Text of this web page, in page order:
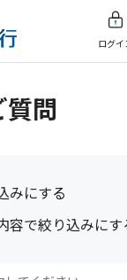
ログイ
問
みにする
容で絞り込みにす